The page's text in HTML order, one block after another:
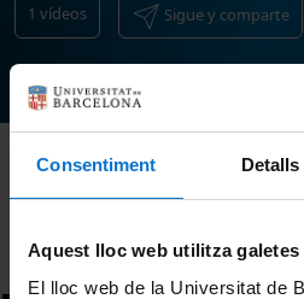
Consentiment Detalls
Aquest lloc web utilitza galetes
El lloc web de la Universitat de
1 vídeos Sigue y comparte
Ordenar